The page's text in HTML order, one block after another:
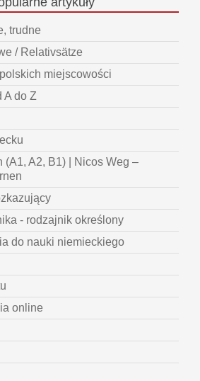
trudne
/ Relativsätze
miejscowości
A do Z
(A1, A2, B1) | Nicos Weg –
- rodzajnik określony
do nauki niemieckiego
online